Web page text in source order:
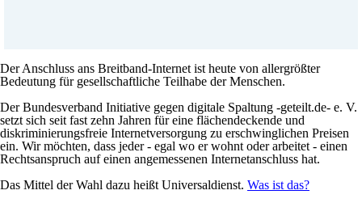
Der Anschluss ans Breitband-Internet ist heute von allergrößter
Bedeutung für gesellschaftliche Teilhabe der Menschen.
Der Bundesverband Initiative gegen digitale Spaltung -geteilt.de- e. V.
setzt sich seit fast zehn Jahren für eine flächendeckende und
diskriminierungsfreie Internetversorgung zu erschwinglichen Preisen
ein. Wir möchten, dass jeder - egal wo er wohnt oder arbeitet - einen
Rechtsanspruch auf einen angemessenen Internetanschluss hat.
Das Mittel der Wahl dazu heißt Universaldienst. Was ist das?